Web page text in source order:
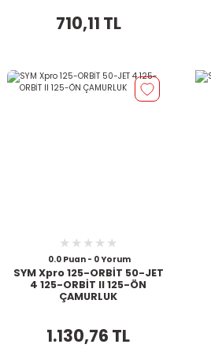
710,11 TL
0.0 Puan - 0 Yorum
SYM Xpro 125-ORBİT 50-JET
4 125-ORBİT II 125-ÖN
ÇAMURLUK
1.130,76 TL